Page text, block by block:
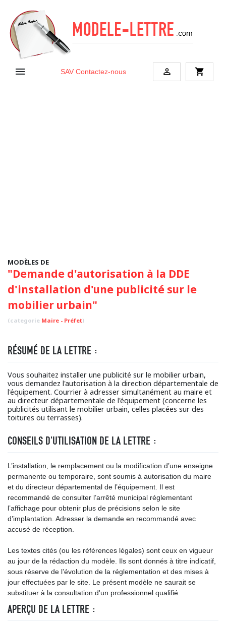
 SAV Contactez-nous  shopping_cart
MODÈLES DE
"Demande d'autorisation à la DDE
d'installation d'une publicité sur le
mobilier urbain"
(categorie Maire - Préfet)
RÉSUMÉ DE LA LETTRE :
Vous souhaitez installer une publicité sur le mobilier urbain,
vous demandez l'autorisation à la direction départementale de
l'équipement. Courrier à adresser simultanément au maire et
au directeur départementale de l'équipement (concerne les
publicités utilisant le mobilier urbain, celles placées sur des
toitures ou terrasses).
CONSEILS D'UTILISATION DE LA LETTRE :
L’installation, le remplacement ou la modification d’une enseigne
permanente ou temporaire, sont soumis à autorisation du maire
et du directeur départemental de l’équipement. Il est
recommandé de consulter l’arrêté municipal réglementant
l’affichage pour obtenir plus de précisions selon le site
d’implantation. Adresser la demande en recommandé avec
accusé de réception.
Les textes cités (ou les références légales) sont ceux en vigueur
au jour de la rédaction du modèle. Ils sont donnés à titre indicatif,
sous réserve de l’évolution de la réglementation et des mises à
jour effectuées par le site. Le présent modèle ne saurait se
substituer à la consultation d'un professionnel qualifié.
APERÇU DE LA LETTRE :